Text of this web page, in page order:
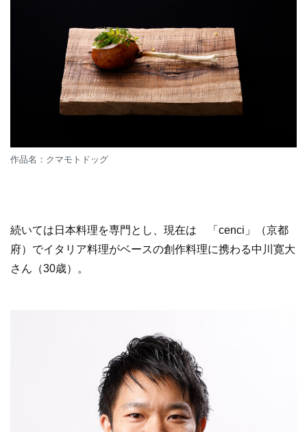
作品名：クマモトドッグ
続いては日本料理を専門とし、現在は 「cenci」（京都
府）でイタリア料理がベースの創作料理に携わる中川寛大
さん（30歳）。